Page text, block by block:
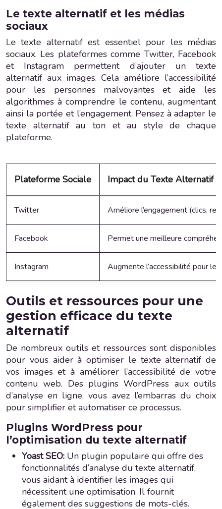
Le texte alternatif et les médias
sociaux
Le texte alternatif est essentiel pour les médias
sociaux. Les plateformes comme Twitter, Facebook
et Instagram permettent d’ajouter un texte
alternatif aux images. Cela améliore l’accessibilité
pour les personnes malvoyantes et aide les
algorithmes à comprendre le contenu, augmentant
ainsi la portée et l’engagement. Pensez à adapter le
texte alternatif au ton et au style de chaque
plateforme.
Plateforme Sociale Impact du Texte Alternatif
Twitter Améliore l’engagement (clics,
Facebook Permet une meilleure
Instagram Augmente l’accessibilité pour
Outils et ressources pour une
gestion efficace du texte
alternatif
De nombreux outils et ressources sont disponibles
pour vous aider à optimiser le texte alternatif de
vos images et à améliorer l’accessibilité de votre
contenu web. Des plugins WordPress aux outils
d’analyse en ligne, vous avez l’embarras du choix
pour simplifier et automatiser ce processus.
Plugins WordPress pour
l’optimisation du texte alternatif
Yoast SEO: Un plugin populaire qui offre des
fonctionnalités d’analyse du texte alternatif,
vous aidant à identifier les images qui
nécessitent une optimisation. Il fournit
également des suggestions de mots-clés.